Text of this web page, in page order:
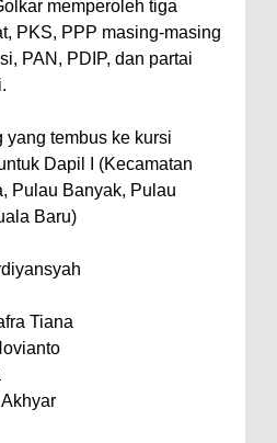
memperoleh tiga
PKS, PPP masing-masing
PAN, PDIP, dan partai
yang tembus ke kursi
Dapil I (Kecamatan
Pulau Banyak, Pulau
Baru)
Tiana